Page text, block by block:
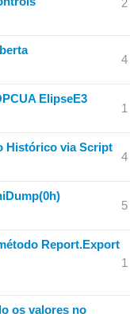
2
4
ElipseE3
1
Histórico via Script
4
5
Report.Export
1
os valores no